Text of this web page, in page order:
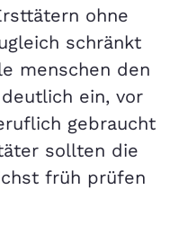
ohne
schränkt
menschen den
ein, vor
gebraucht
sollten die
früh prüfen